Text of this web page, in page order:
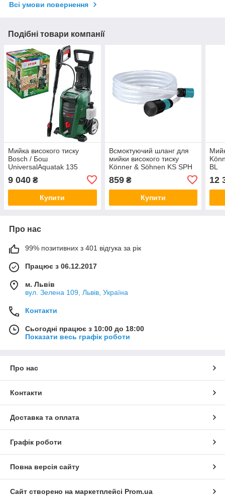
Всі умови повернення
Подібні товари компанії
Мийка високого тиску
Bosch / Бош
UniversalAquatak 135
9 040 ₴
Купити
Всмоктуючий шланг для
мийки високого тиску
Könner & Söhnen KS SPH
859₴
Купити
BL
12
Про нас
99% позитивних з 401 відгука за рік
Працює з 06.12.2017
м. Львів
вул. Зелена 109, Львів, Україна
Контакти
Сьогодні працює з 10:00 до 18:00
Показати весь графік роботи
Про нас
Контакти
Доставка та оплата
Графік роботи
Повна версія сайту
Сайт створено на маркетплейсі Prom.ua